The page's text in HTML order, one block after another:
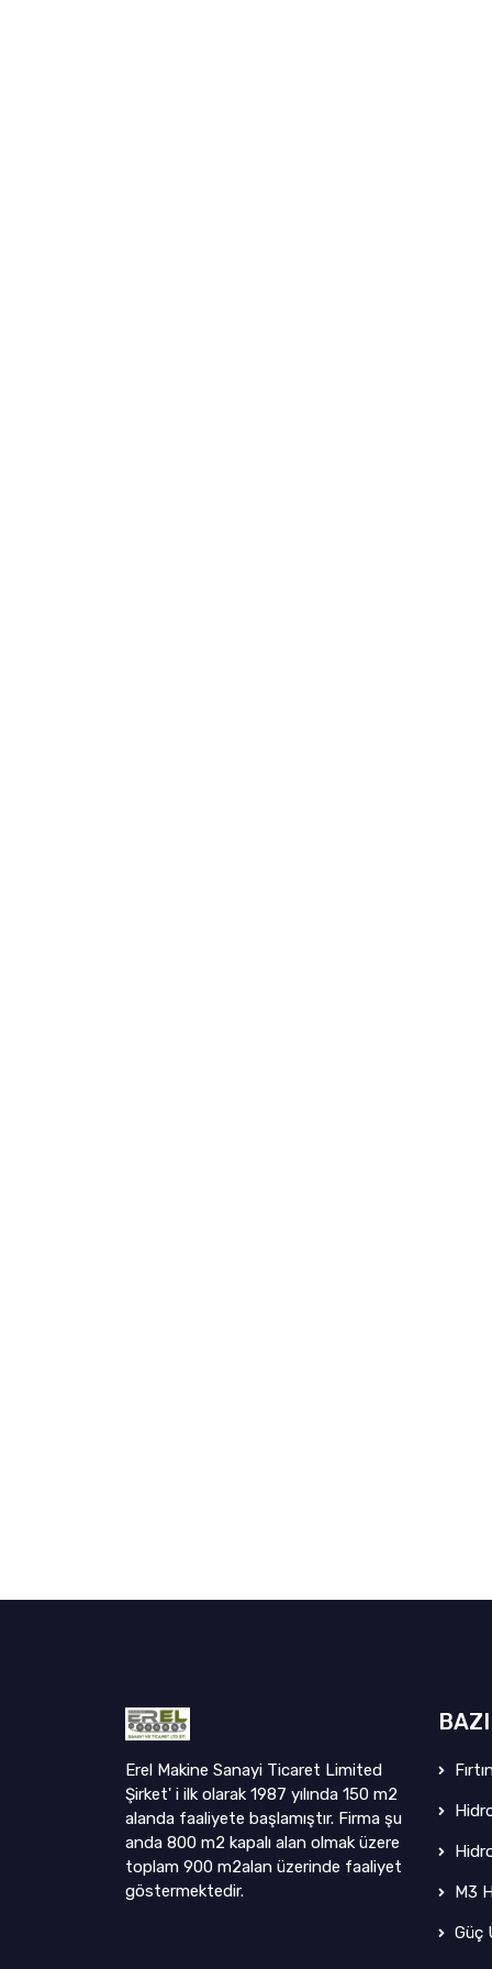
Erel Makine Sanayi Ticaret Limited
Şirket' i ilk olarak 1987 yılında 150 m2
alanda faaliyete başlamıştır. Firma şu
anda 800 m2 kapalı alan olmak üzere
toplam 900 m2alan üzerinde faaliyet
göstermektedir.
M3
Güç